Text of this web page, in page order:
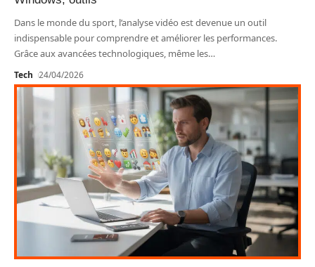
Dans le monde du sport, l’analyse vidéo est devenue un outil
indispensable pour comprendre et améliorer les performances.
Grâce aux avancées technologiques, même les…
Tech 24/04/2026